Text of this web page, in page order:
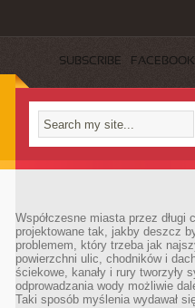
SUBSCRIBE FACEBOOK
Współczesne miasta przez długi
projektowane tak, jakby deszcz
problemem, który trzeba jak
powierzchni ulic, chodników i
ściekowe, kanały i rury tworzyły
odprowadzania wody możliwie
Taki sposób myślenia wydawał